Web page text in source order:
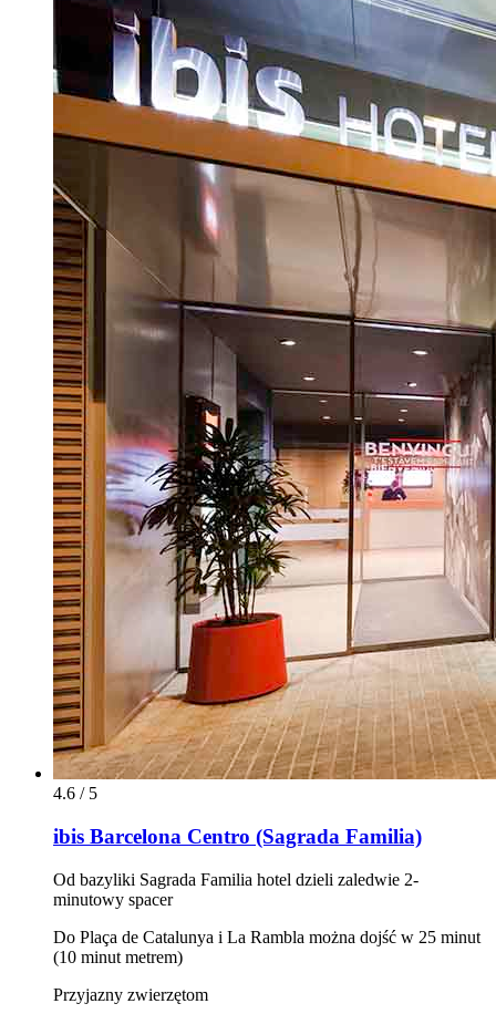
4.6 / 5
ibis Barcelona Centro (Sagrada Familia)
Od bazyliki Sagrada Familia hotel dzieli zaledwie 2-
minutowy spacer
Do Plaça de Catalunya i La Rambla można dojść w 25 minut
(10 minut metrem)
Przyjazny zwierzętom